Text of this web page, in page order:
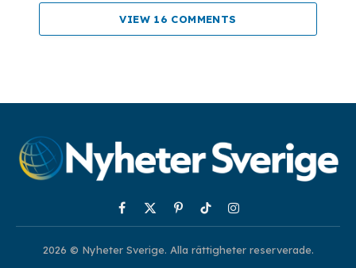
VIEW 16 COMMENTS
Facebook
X
PinterestTikTokInstagram
2026 © Nyheter Sverige. Alla rättigheter reserverade.